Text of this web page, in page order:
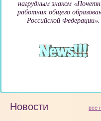
нагрудным знаком
работник общего
Российской Федерации».
Новости все